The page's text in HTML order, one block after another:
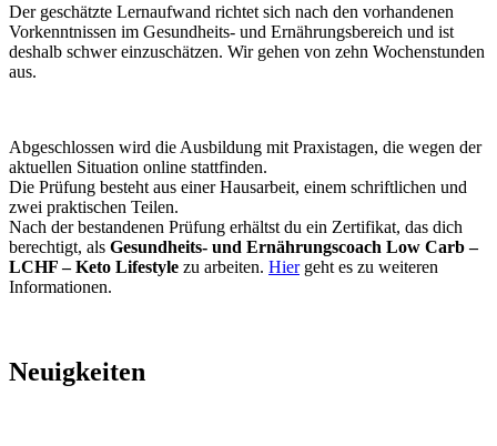
Der geschätzte Lernaufwand richtet sich nach den vorhandenen
Vorkenntnissen im Gesundheits- und Ernährungsbereich und ist
deshalb schwer einzuschätzen. Wir gehen von zehn Wochenstunden
aus.
Abgeschlossen wird die Ausbildung mit Praxistagen, die wegen der
aktuellen Situation online stattfinden.
Die Prüfung besteht aus einer Hausarbeit, einem schriftlichen und
zwei praktischen Teilen.
Nach der bestandenen Prüfung erhältst du ein Zertifikat, das dich
berechtigt, als Gesundheits- und Ernährungscoach Low Carb –
LCHF – Keto Lifestyle zu arbeiten. Hiergeht es zu weiteren
Informationen.
Neuigkeiten